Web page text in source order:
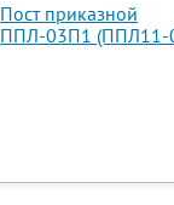
Пост приказной
ППЛ-03П1 (ППЛ11-